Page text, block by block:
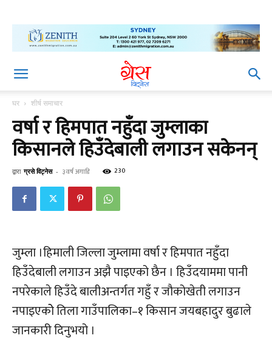
घर शीर्ष समाचार
वर्षा र हिमपात नहुँदा जुम्लाका
किसानले हिउँदेबाली लगाउन सकेनन्
द्वारा ग्रसे विट्नेस - ३ वर्ष अगाडि 230
जुम्ला ।हिमाली जिल्ला जुम्लामा वर्षा र हिमपात नहुँदा
हिउँदेबाली लगाउन अझै पाइएको छैन । हिउँदयाममा पानी
नपरेकाले हिउँदे बालीअन्तर्गत गहुँ र जौकोखेती लगाउन
नपाइएकोे तिला गाउँपालिका–१ किसान जयबहादुर बुढाले
जानकारी दिनुभयो ।